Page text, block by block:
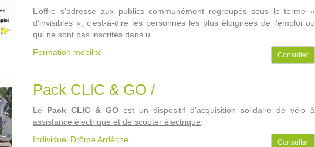
L’offre s’adresse aux publics communément regroupés sous le terme «
d’invisibles », c’est-à-dire les personnes les plus éloignées de l’emploi ou
qui ne sont pas inscrites dans u
Formation mobilité
Consulter
Pack CLIC & GO /
Le Pack CLIC & GO est un dispositif d'acquisition solidaire de vélo à
assistance électrique et de scooter électrique
Individuel Drôme Ardèche
Consulter